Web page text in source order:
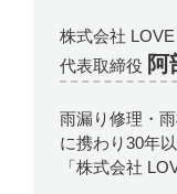
株式会社
代表取締役 阿
雨漏り修理・
に携わり30年
「株式会社